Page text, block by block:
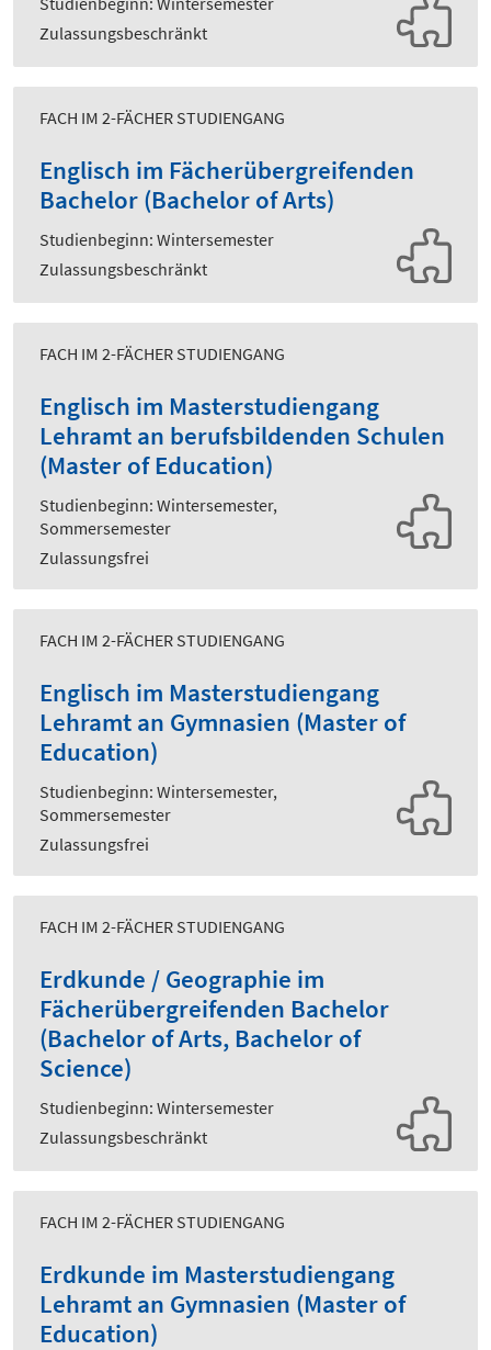
Zulassungsbeschränkt
FACH IM 2-FÄCHER STUDIENGANG
Englisch im Fächerübergreifenden
Bachelor (Bachelor of Arts)
Studienbeginn: Wintersemester
Zulassungsbeschränkt
FACH IM 2-FÄCHER STUDIENGANG
Englisch im Masterstudiengang
Lehramt an berufsbildenden Schulen
(Master of Education)
Studienbeginn: Wintersemester,
Sommersemester
Zulassungsfrei
FACH IM 2-FÄCHER STUDIENGANG
Englisch im Masterstudiengang
Lehramt an Gymnasien (Master of
Education)
Studienbeginn: Wintersemester,
Sommersemester
Zulassungsfrei
FACH IM 2-FÄCHER STUDIENGANG
Erdkunde / Geographie im
Fächerübergreifenden Bachelor
(Bachelor of Arts, Bachelor of
Science)
Studienbeginn: Wintersemester
Zulassungsbeschränkt
FACH IM 2-FÄCHER STUDIENGANG
Erdkunde im Masterstudiengang
Lehramt an Gymnasien (Master of
Education)